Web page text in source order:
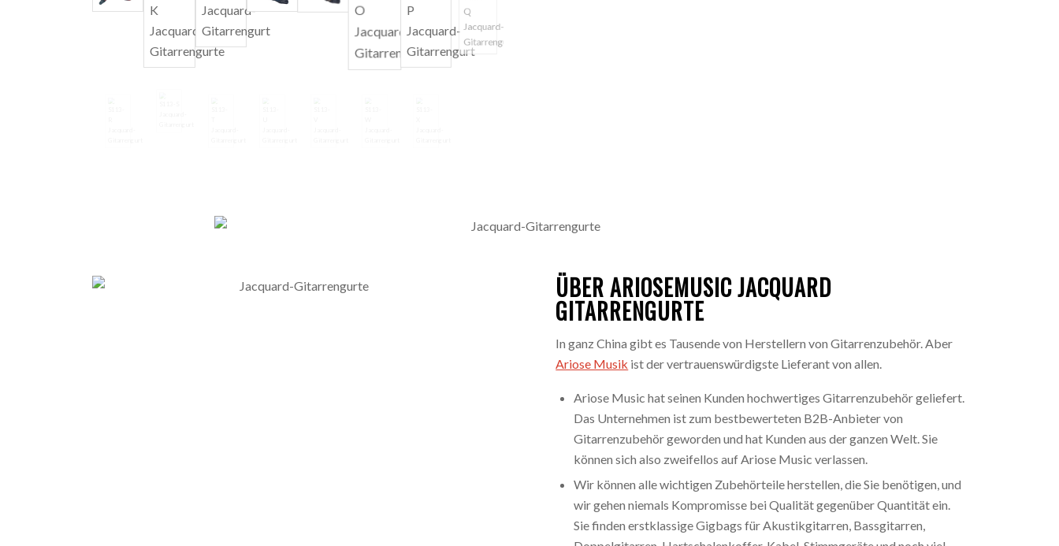
ÜBER ARIOSEMUSIC JACQUARD
GITARRENGURTE
In ganz China gibt es Tausende von Herstellern von Gitarrenzubehör. Aber
Ariose Musik ist der vertrauenswürdigste Lieferant von allen.
Ariose Music hat seinen Kunden hochwertiges Gitarrenzubehör geliefert.
Das Unternehmen ist zum bestbewerteten B2B-Anbieter von
Gitarrenzubehör geworden und hat Kunden aus der ganzen Welt. Sie
können sich also zweifellos auf Ariose Music verlassen.
Wir können alle wichtigen Zubehörteile herstellen, die Sie benötigen, und
wir gehen niemals Kompromisse bei Qualität gegenüber Quantität ein.
Sie finden erstklassige Gigbags für Akustikgitarren, Bassgitarren,